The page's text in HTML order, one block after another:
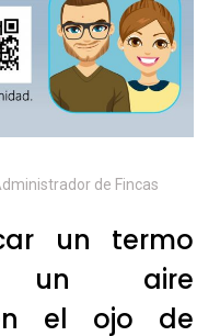
de Fincas
un termo
un aire
el ojo de